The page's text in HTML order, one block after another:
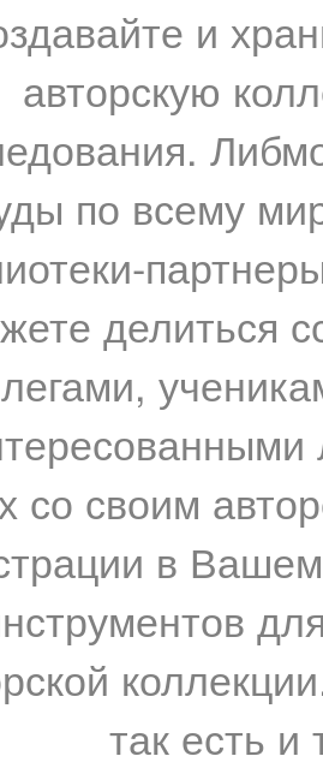
и
авторскую
по всему
делиться
со своим
в
так есть и